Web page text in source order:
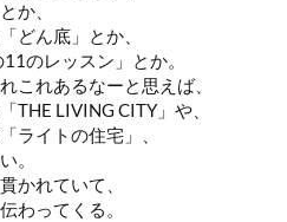
か、
どん底」とか、
のレッスン」とか。
これあるなーと思えば、
THE LIVING CITY」や、
ライトの住宅」、
。
かれていて、
わってくる。